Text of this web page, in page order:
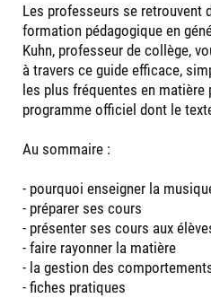
Les professeurs se retrouvent
formation pédagogique en
Kuhn, professeur de collège,
à travers ce guide efficace,
les plus fréquentes en matière
programme officiel dont le
Au sommaire :
- pourquoi enseigner la
- préparer ses cours
- présenter ses cours aux
- faire rayonner la matière
- la gestion des
- fiches pratiques